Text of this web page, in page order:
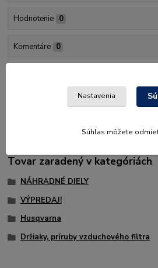
Hodnotenie 0
Komentáre 0
originálny náhradný diel Husqvarna
Tovar zaradený v kategóriách
NÁHRADNÉ DIELY
VÝPREDAJ!
Husqvarna
Držiaky, príruby vzduchového filtra
Nastavenia
Súhlas môžete